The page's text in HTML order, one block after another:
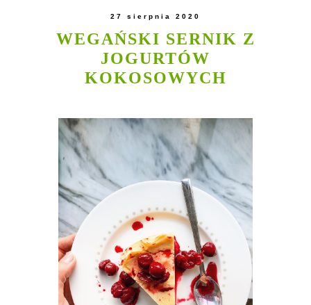
27 sierpnia 2020
WEGAŃSKI SERNIK Z
JOGURTÓW
KOKOSOWYCH